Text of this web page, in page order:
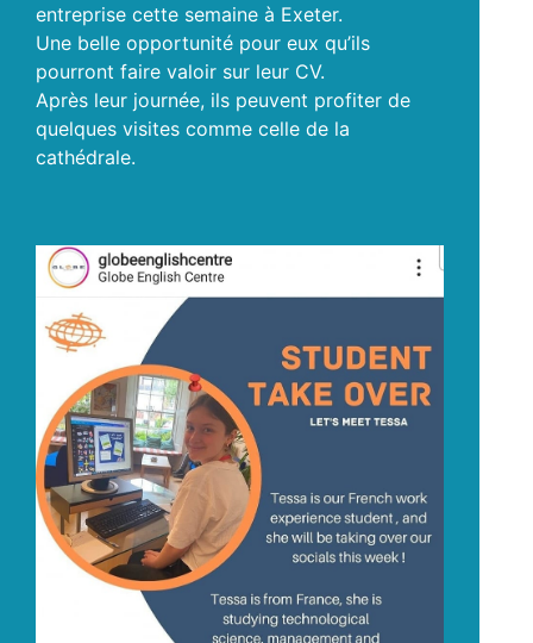
entreprise cette semaine à Exeter.
Une belle opportunité pour eux qu’ils
pourront faire valoir sur leur CV.
Après leur journée, ils peuvent profiter de
quelques visites comme celle de la
cathédrale.